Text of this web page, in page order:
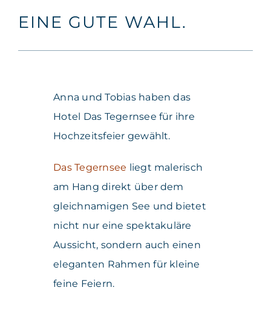
EINE GUTE WAHL.
Anna und Tobias haben das
Hotel Das Tegernsee für ihre
Hochzeitsfeier gewählt.
Das Tegernsee liegt malerisch
am Hang direkt über dem
gleichnamigen See und bietet
nicht nur eine spektakuläre
Aussicht, sondern auch einen
eleganten Rahmen für kleine
feine Feiern.